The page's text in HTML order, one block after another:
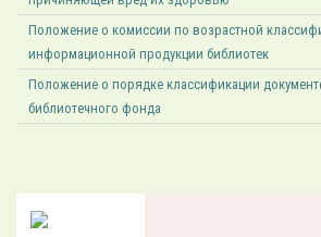
Положение о комиссии по возрастной
информационной продукции библиотек
Положение о порядке классификации
библиотечного фонда